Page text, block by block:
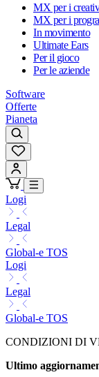
MX per i
MX per i
In movimento
Ultimate Ears
Per il gioco
Per le aziende
Software
Offerte
Pianeta
Logi
Legal
Global-e TOS
Logi
Legal
Global-e TOS
CONDIZIONI DI
Ultimo